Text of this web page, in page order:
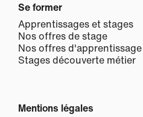
Se former
Apprentissages et stages
Nos offres de stage
Nos offres d'apprentissage
Stages découverte métier
Mentions légales